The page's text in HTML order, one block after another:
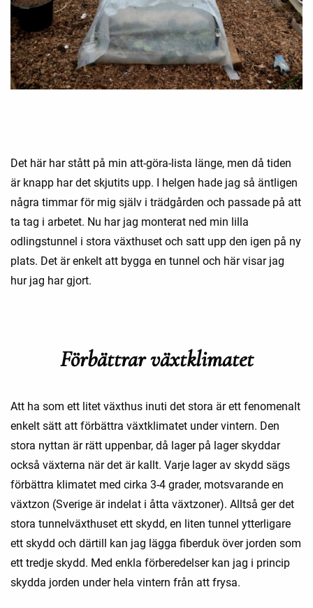
Det här har stått på min att-göra-lista länge, men då tiden
är knapp har det skjutits upp. I helgen hade jag så äntligen
några timmar för mig själv i trädgården och passade på att
ta tag i arbetet. Nu har jag monterat ned min lilla
odlingstunnel i stora växthuset och satt upp den igen på ny
plats. Det är enkelt att bygga en tunnel och här visar jag
hur jag har gjort.
Förbättrar växtklimatet
Att ha som ett litet växthus inuti det stora är ett fenomenalt
enkelt sätt att förbättra växtklimatet under vintern. Den
stora nyttan är rätt uppenbar, då lager på lager skyddar
också växterna när det är kallt. Varje lager av skydd sägs
förbättra klimatet med cirka 3-4 grader, motsvarande en
växtzon (Sverige är indelat i åtta växtzoner). Alltså ger det
stora tunnelväxthuset ett skydd, en liten tunnel ytterligare
ett skydd och därtill kan jag lägga fiberduk över jorden som
ett tredje skydd. Med enkla förberedelser kan jag i princip
skydda jorden under hela vintern från att frysa.